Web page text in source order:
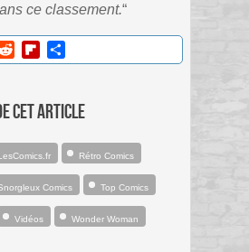
ce classement.“
RedditFlipboard
cet article
Rétro Comics
Comics Top Comics
Vidéos Wonder Woman